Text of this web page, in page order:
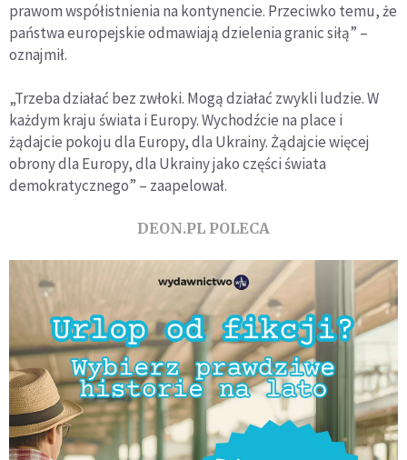
prawom współistnienia na kontynencie. Przeciwko temu, że
państwa europejskie odmawiają dzielenia granic siłą” –
oznajmił.
„Trzeba działać bez zwłoki. Mogą działać zwykli ludzie. W
każdym kraju świata i Europy. Wychodźcie na place i
żądajcie pokoju dla Europy, dla Ukrainy. Żądajcie więcej
obrony dla Europy, dla Ukrainy jako części świata
demokratycznego” – zaapelował.
DEON.PL POLECA